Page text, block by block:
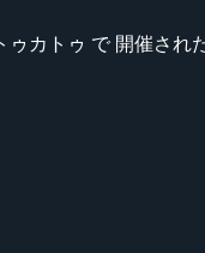
ゥカトゥ で 開催され